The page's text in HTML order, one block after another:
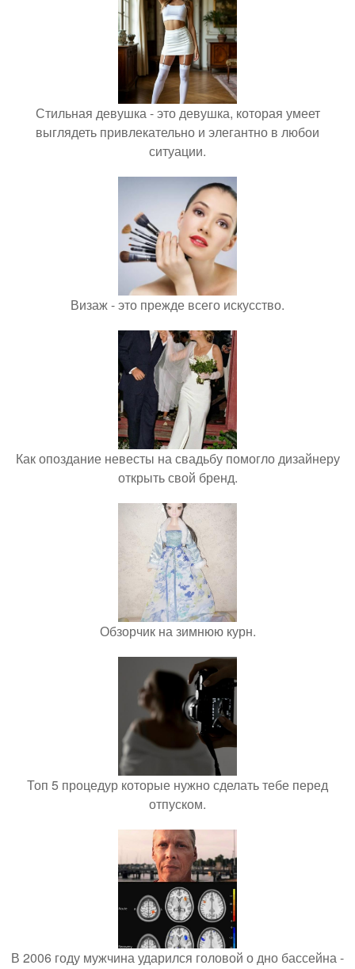
Стильная девушка - это девушка, которая умеет
выглядеть привлекательно и элегантно в любои
ситуации.
Визаж - это прежде всего искусство.
Как опоздание невесты на свадьбу помогло дизайнеру
открыть свой бренд.
Обзорчик на зимнюю курн.
Топ 5 процедур которые нужно сделать тебе перед
отпуском.
В 2006 году мужчина ударился головой о дно бассейна -